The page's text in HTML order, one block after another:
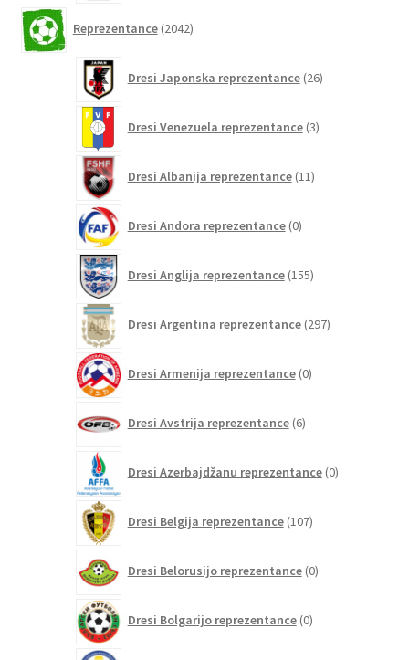
Reprezentance 2042izdelkov
Dresi Japonska reprezentance 26izdelkov
Dresi Venezuela reprezentance 3izdelki
Dresi Albanija reprezentance 11izdelkov
Dresi Andora reprezentance 0izdelkov
Dresi Anglija reprezentance 155izdelkov
Dresi Argentina reprezentance 297izdelkov
Dresi Armenija reprezentance 0izdelkov
Dresi Avstrija reprezentance 6izdelkov
Dresi Azerbajdžanu reprezentance 0izdelkov
Dresi Belgija reprezentance 107izdelkov
Dresi Belorusijo reprezentance 0izdelkov
Dresi Bolgarijo reprezentance 0izdelkov